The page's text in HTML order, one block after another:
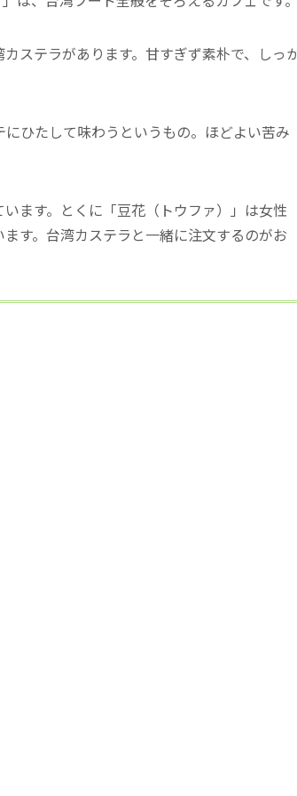
ステラがあります。甘すぎず素朴で、しっ
ひたして味わう というもの。ほどよい苦み
ます。とくに「豆花（トウファ）」は女性
す。台湾カステラと一緒に注文するのがお